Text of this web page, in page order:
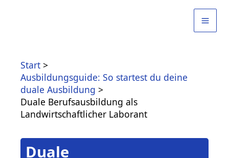
Start
Ausbildungsguide: So startest du deine
duale Ausbildung
Duale Berufsausbildung als
Landwirtschaftlicher Laborant
Duale